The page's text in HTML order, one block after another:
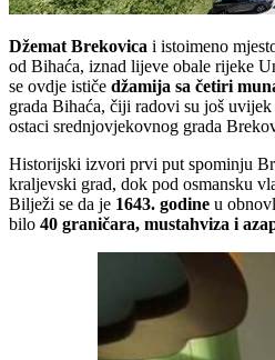
Džemat Brekovica i istoimeno
od Bihaća, iznad lijeve obale rijeke
se ovdje ističe džamija sa četiri
grada Bihaća, čiji radovi su još
ostaci srednjovjekovnog grada
Historijski izvori prvi put spominju
kraljevski grad, dok pod osmansku
Bilježi se da je 1643. godine u
bilo 40 graničara, mustahviza i